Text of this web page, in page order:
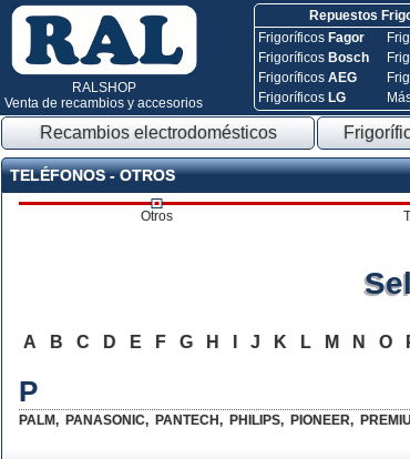
RALSHOP
Venta de recambios y accesorios
Repuestos
Frigoríficos Fagor
Frigoríficos Bosch
FrigoríficosAEG
Frigoríficos LG
Recambios electrodomésticos
TELÉFONOS - OTROS
Otros
A B C D E F G H J K L M N O
P
PALM, PANASONIC, PANTECH , PHILIPS, PIONEER,